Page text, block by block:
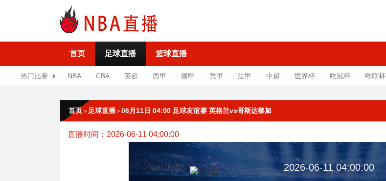
首页 足球直播 篮球直播
热门比赛 NBA CBA 英超 西甲 德甲 意甲 法甲 中超 世界杯 欧冠杯 欧联杯
首页 > 足球直播 > 06月11日 04:00 足球友谊赛 英格兰vs哥斯达黎加
直播时间：2026-06-11 04:00:00
2026-06-11 04:00:00